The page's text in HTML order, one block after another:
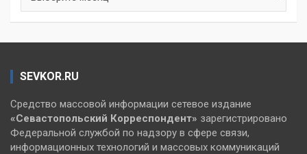
SEVKOR.RU
Средство массовой информации сетевое издание
«Севастопольский Корреспондент» зарегистрировано
Федеральной службой по надзору в сфере связи,
информационных технологий и массовых коммуникаций